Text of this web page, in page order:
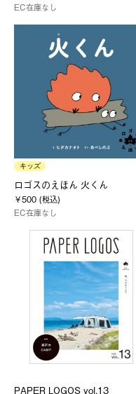
EC在庫なし
キッズ
ロゴスのえほん 火くん
￥500 (税込)
EC在庫なし
PAPER LOGOS vol.13